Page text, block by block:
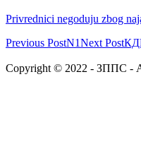
Privrednici negoduju zbog
Previous PostN1Next Post
Copyright © 2022 - ЗППС -